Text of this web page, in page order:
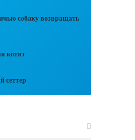
собаку возвращать
котят
сеттер